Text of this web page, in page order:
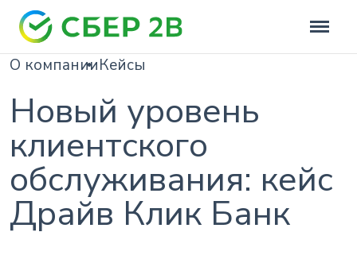
О компанииКейсы
Новый уровень
клиентского
обслуживания: кейс
Драйв Клик Банк